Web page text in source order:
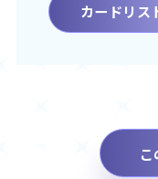
カードリス